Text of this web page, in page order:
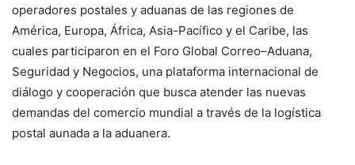
operadores postales y aduanas de las regiones de
América, Europa, África, Asia-Pacífico y el Caribe, las
cuales participaron en el Foro Global Correo–Aduana,
Seguridad y Negocios, una plataforma internacional de
diálogo y cooperación que busca atender las nuevas
demandas del comercio mundial a través de la logística
postal aunada a la aduanera.